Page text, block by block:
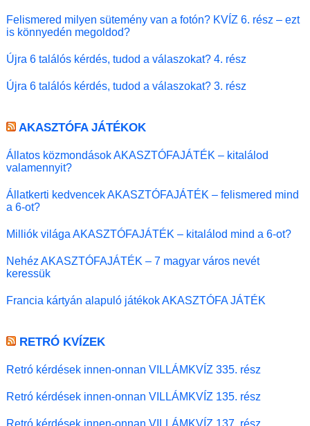
Felismered milyen sütemény van a fotón? KVÍZ 6. rész – ezt
is könnyedén megoldod?
Újra 6 találós kérdés, tudod a válaszokat? 4. rész
Újra 6 találós kérdés, tudod a válaszokat? 3. rész
AKASZTÓFA JÁTÉKOK
Állatos közmondások AKASZTÓFAJÁTÉK – kitalálod
valamennyit?
Állatkerti kedvencek AKASZTÓFAJÁTÉK – felismered mind
a 6-ot?
Milliók világa AKASZTÓFAJÁTÉK – kitalálod mind a 6-ot?
Nehéz AKASZTÓFAJÁTÉK – 7 magyar város nevét
keressük
Francia kártyán alapuló játékok AKASZTÓFA JÁTÉK
RETRÓ KVÍZEK
Retró kérdések innen-onnan VILLÁMKVÍZ 335. rész
Retró kérdések innen-onnan VILLÁMKVÍZ 135. rész
Retró kérdések innen-onnan VILLÁMKVÍZ 137. rész